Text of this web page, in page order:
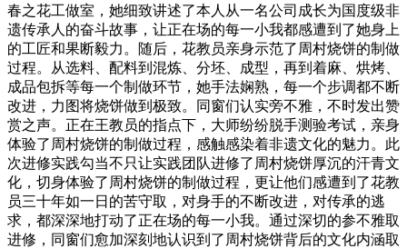
春之花工做室，她细致讲述了本人从一名公司成长为国度级非
遗传承人的奋斗故事，让正在场的每一小我都感遭到了她身上
的工匠和果断毅力。随后，花教员亲身示范了周村烧饼的制做
过程。从选料、配料到混炼、分坯、成型，再到着麻、烘烤、
成品包拆等每一个制做环节，她手法娴熟，每一个步调都不断
改进，力图将烧饼做到极致。同窗们认实旁不雅，不时发出赞
赏之声。正在王教员的指点下，大师纷纷脱手测验考试，亲身
体验了周村烧饼的制做过程，感触感染着非遗文化的魅力。此
次进修实践勾当不只让实践团队进修了周村烧饼厚沉的汗青文
化，切身体验了周村烧饼的制做过程，更让他们感遭到了花教
员三十年如一日的苦守取，对身手的不断改进，对传承的逃
求，都深深地打动了正在场的每一小我。通过深切的参不雅取
进修，同窗们愈加深刻地认识到了周村烧饼背后的文化内涵取